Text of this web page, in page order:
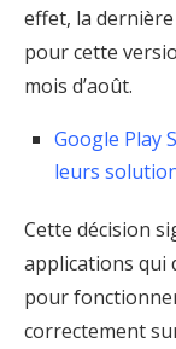
effet, la
pour cette
mois d’août.
Google Play
leurs
Cette décision
applications qui
pour
correctement